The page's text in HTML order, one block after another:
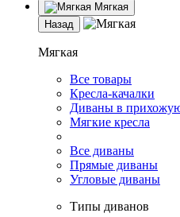
Мягкая
Назад
Мягкая
Все товары
Кресла-качалки
Диваны в
Мягкие кресла
Все диваны
Прямые диваны
Угловые диваны
Типы диванов